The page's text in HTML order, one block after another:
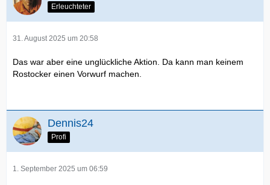
Erleuchteter
31. August 2025 um 20:58
Das war aber eine unglückliche Aktion. Da kann man keinem
Rostocker einen Vorwurf machen.
Dennis24
Profi
1. September 2025 um 06:59